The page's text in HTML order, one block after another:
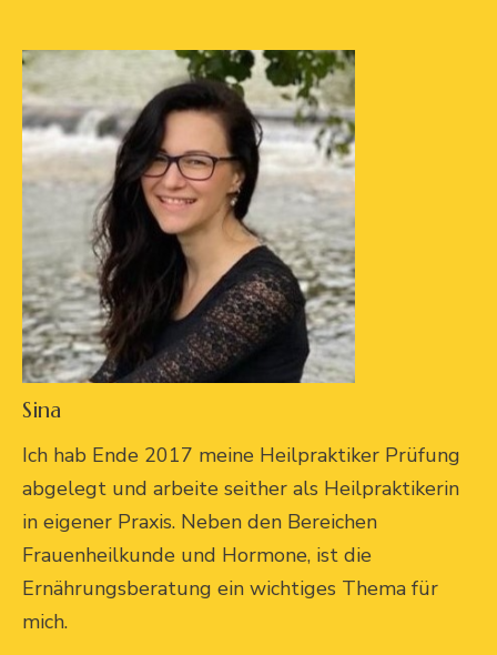
Sina
Ich hab Ende 2017 meine Heilpraktiker Prüfung
abgelegt und arbeite seither als Heilpraktikerin
in eigener Praxis. Neben den Bereichen
Frauenheilkunde und Hormone, ist die
Ernährungsberatung ein wichtiges Thema für
mich.